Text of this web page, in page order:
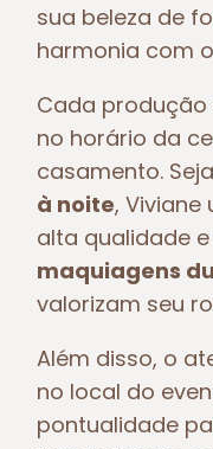
sua beleza de
harmonia com
Cada produção
no horário da
casamento.
à noite,
alta qualidade
maquiagens
valorizam seu
Além disso, o
no local do
pontualidade